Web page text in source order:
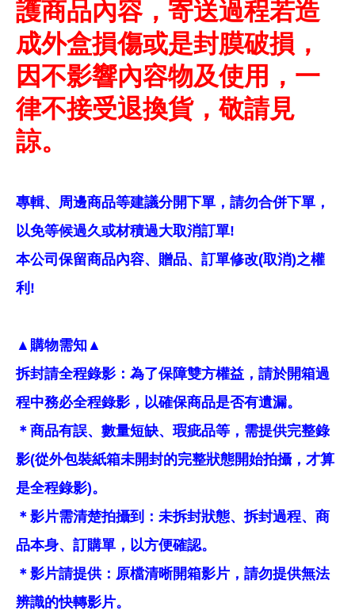
護商品內容，寄送過程若造
成外盒損傷或是封膜破損，
因不影響內容物及使用，一
律不接受退換貨，敬請見
諒。
專輯、周邊商品等建議分開下單，請勿合併下單，
以免等候過久或材積過大取消訂單!
本公司保留商品內容、贈品、訂單修改(取消)之權
利!
▲購物需知▲
拆封請全程錄影：為了保障雙方權益，請於開箱過
程中務必全程錄影，以確保商品是否有遺漏。
＊商品有誤、數量短缺、瑕疵品等，需提供完整錄
影(從外包裝紙箱未開封的完整狀態開始拍攝，才算
是全程錄影)。
＊影片需清楚拍攝到：未拆封狀態、拆封過程、商
品本身、訂購單，以方便確認。
＊影片請提供：原檔清晰開箱影片，請勿提供無法
辨識的快轉影片。